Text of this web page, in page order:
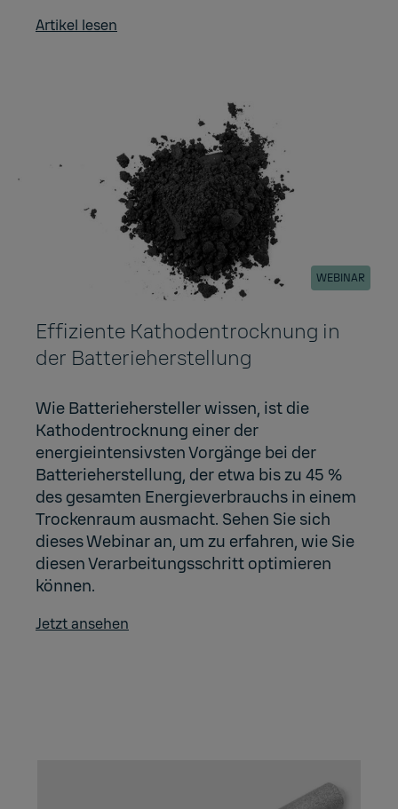
Artikel lesen
WEBINAR
Effiziente Kathodentrocknung in
der Batterieherstellung
Wie Batteriehersteller wissen, ist die
Kathodentrocknung einer der
energieintensivsten Vorgänge bei der
Batterieherstellung, der etwa bis zu 45 %
des gesamten Energieverbrauchs in einem
Trockenraum ausmacht. Sehen Sie sich
dieses Webinar an, um zu erfahren, wie Sie
diesen Verarbeitungsschritt optimieren
können.
Jetzt ansehen